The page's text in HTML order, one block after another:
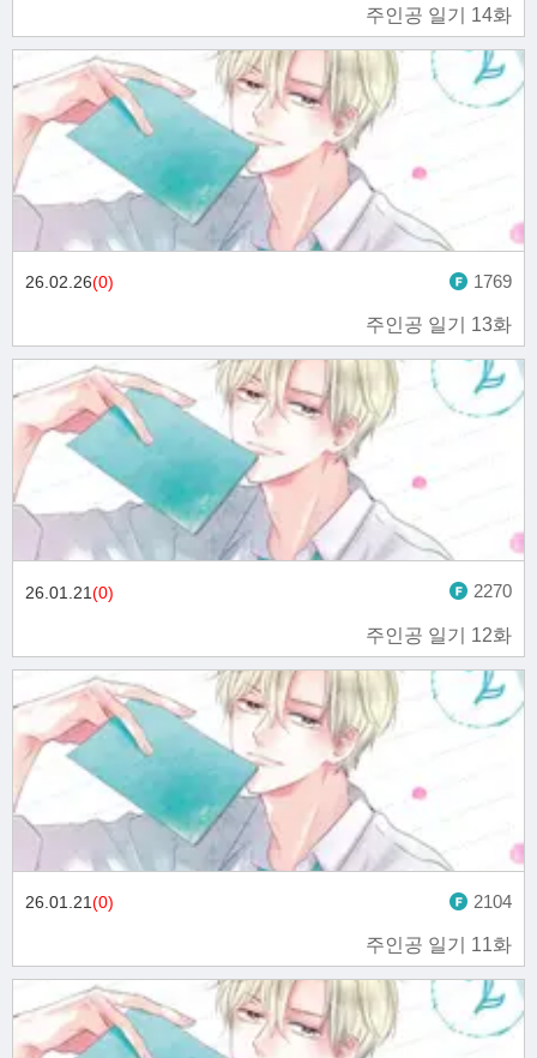
주인공 일기 14화
주인공 일기 13화
26.02.26(0) 1769
주인공 일기 12화
26.01.21(0) 2270
주인공 일기 11화
26.01.21(0) 2104